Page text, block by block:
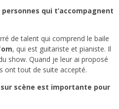
qui t’accompagnent
de talent qui comprend le baile
, qui est guitariste et pianiste. Il
show. Quand je leur ai proposé
ont tout de suite accepté.
scène est importante pour